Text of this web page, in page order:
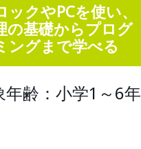
ックやPCを使い、
の基礎からプログ
ングまで学べる
年齢：小学1～6年